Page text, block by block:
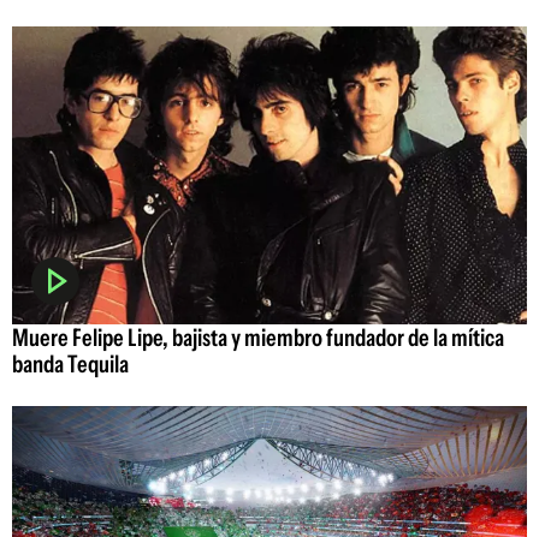
Muere Felipe Lipe, bajista y miembro fundador de la mítica
banda Tequila